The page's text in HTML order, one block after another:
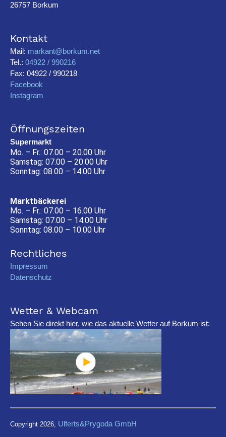
26757 Borkum
Kontakt
Mail: markant@borkum.net
Tel.: 04922 / 990216
Fax: 04922 / 990218
Facebook
Instagram
Öffnungszeiten
Supermarkt
Mo. – Fr.: 07.00 – 20.00 Uhr
Samstag: 07.00 – 20.00 Uhr
Sonntag: 08.00 – 14.00 Uhr
Marktbäckerei
Mo. – Fr.: 07.00 – 16.00 Uhr
Samstag: 07.00 – 14.00 Uhr
Sonntag: 08.00 – 10.00 Uhr
Rechtliches
Impressum
Datenschutz
Wetter & Webcam
Sehen Sie direkt hier, wie das aktuelle Wetter auf Borkum ist:
Copyright 2026, Ulferts&Prygoda GmbH